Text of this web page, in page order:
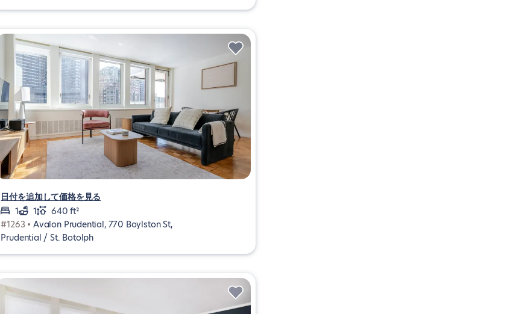
日付を追加して価格を見る
1
1
640 ft²
#1263 • Avalon Prudential, 770 Boylston St,
Prudential / St. Botolph